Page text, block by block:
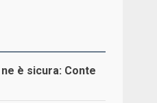
è sicura: Conte